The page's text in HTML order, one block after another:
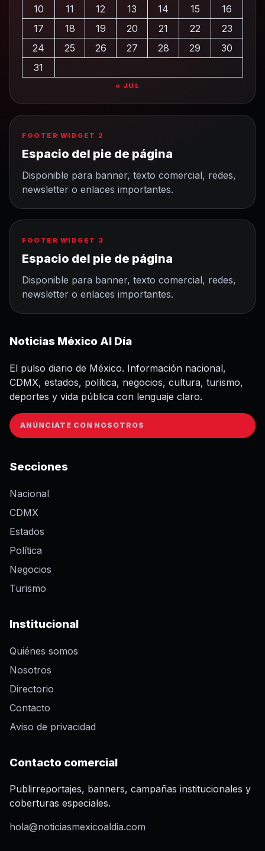
10
11 12 13 14 15
16
17
18 19 20 21 22
23
24
25 26 27 28 29
30
31
« JUL
FOOTER WIDGET 2
Espacio del pie de página
Disponible para banner, texto comercial, redes,
newsletter o enlaces importantes.
FOOTER WIDGET 3
Espacio del pie de página
Disponible para banner, texto comercial, redes,
newsletter o enlaces importantes.
Noticias México Al Día
El pulso diario de México. Información nacional,
CDMX, estados, política, negocios, cultura, turismo,
deportes y vida pública con lenguaje claro.
ANÚNCIATE CON NOSOTROS
Secciones
Nacional
CDMX
Estados
Política
Negocios
Turismo
Institucional
Quiénes somos
Nosotros
Directorio
Contacto
Aviso de privacidad
Contacto comercial
Publirreportajes, banners, campañas institucionales y
coberturas especiales.
hola@noticiasmexicoaldia.com